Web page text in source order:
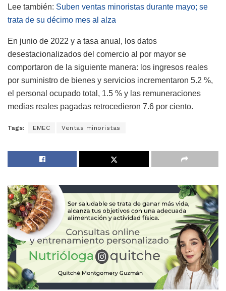
Lee también: Suben ventas minoristas durante mayo; se
trata de su décimo mes al alza
En junio de 2022 y a tasa anual, los datos
desestacionalizados del comercio al por mayor se
comportaron de la siguiente manera: los ingresos reales
por suministro de bienes y servicios incrementaron 5.2 %,
el personal ocupado total, 1.5 % y las remuneraciones
medias reales pagadas retrocedieron 7.6 por ciento.
Tags: EMEC Ventas minoristas